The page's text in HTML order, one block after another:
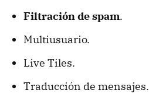
Filtración de spam.
Multiusuario.
Live Tiles.
Traducción de mensajes.